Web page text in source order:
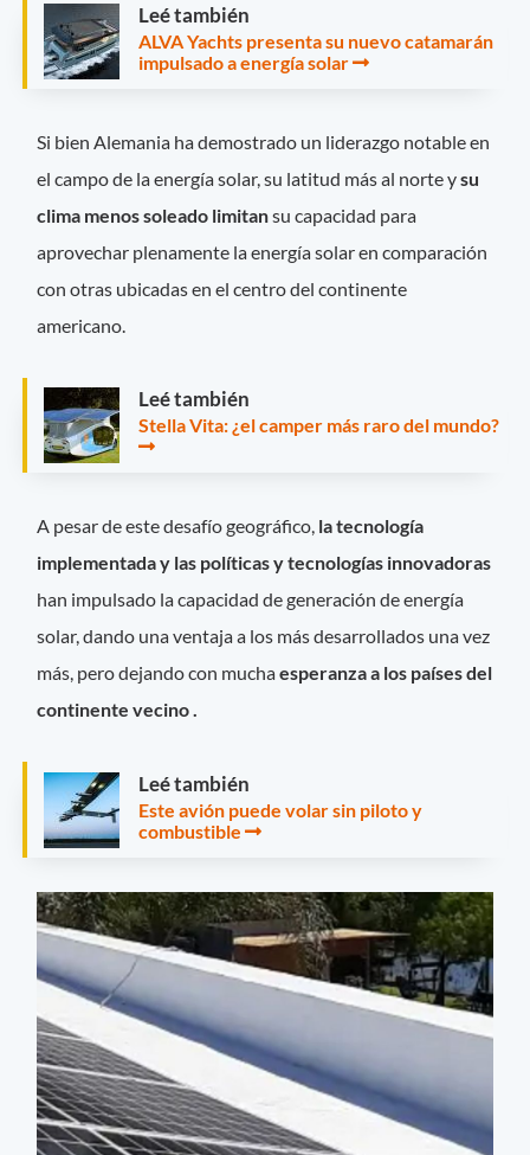
Leé también
ALVA Yachts presenta su nuevo catamarán
impulsado a energía solar
Si bien Alemania ha demostrado un liderazgo notable en
el campo de la energía solar, su latitud más al norte ysu
clima menos soleado limitansu capacidad para
aprovechar plenamente la energía solar en comparación
con otras ubicadas en el centro del continente
americano.
Leé también
Stella Vita: ¿el camper más raro del mundo?
A pesar de este desafío geográfico, la tecnología
implementada y las políticas y tecnologías innovadoras
han impulsado la capacidad de generación de energía
solar, dando una ventaja a los más desarrollados una vez
más, pero dejando con muchaesperanza a los países del
continente vecino .
Leé también
Este avión puede volar sin piloto y
combustible